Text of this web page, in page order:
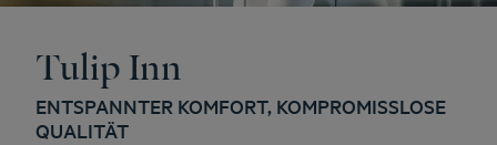
Tulip Inn
ENTSPANNTER KOMFORT, KOMPROMISSLOSE
QUALITÄT